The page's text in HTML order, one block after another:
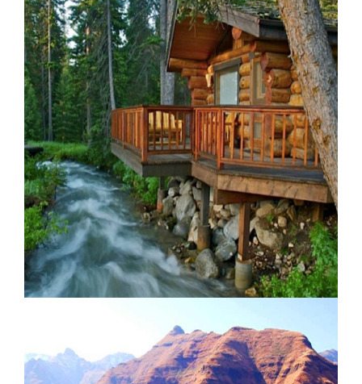
Le Cambrian Adelboden